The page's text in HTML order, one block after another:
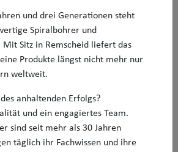
und drei Generationen steht
Spiralbohrer und
Sitz in Remscheid liefert das
Produkte längst nicht mehr nur
weltweit.
anhaltenden Erfolgs?
und ein engagiertes Team.
sind seit mehr als 30 Jahren
täglich ihr Fachwissen und ihre